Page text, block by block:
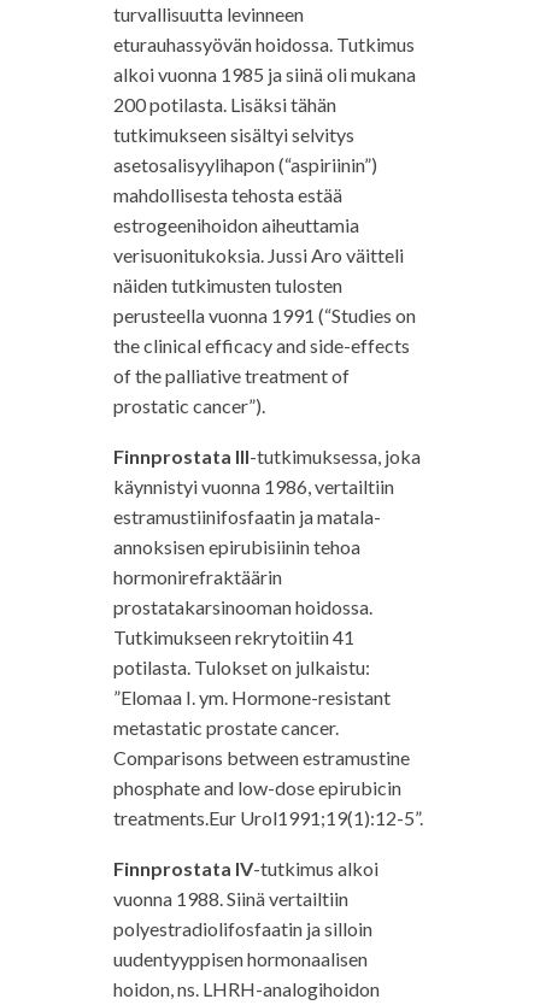
turvallisuutta levinneen
eturauhassyövän hoidossa. Tutkimus
alkoi vuonna 1985 ja siinä oli mukana
200 potilasta. Lisäksi tähän
tutkimukseen sisältyi selvitys
asetosalisyylihapon (“aspiriinin”)
mahdollisesta tehosta estää
estrogeenihoidon aiheuttamia
verisuonitukoksia. Jussi Aro väitteli
näiden tutkimusten tulosten
perusteella vuonna 1991 (“Studies on
the clinical efficacy and side-effects
of the palliative treatment of
prostatic cancer”).
Finnprostata III-tutkimuksessa, joka
käynnistyi vuonna 1986, vertailtiin
estramustiinifosfaatin ja matala-
annoksisen epirubisiinin tehoa
hormonirefraktäärin
prostatakarsinooman hoidossa.
Tutkimukseen rekrytoitiin 41
potilasta. Tulokset on julkaistu:
”Elomaa I. ym. Hormone-resistant
metastatic prostate cancer.
Comparisons between estramustine
phosphate and low-dose epirubicin
treatments.Eur Urol1991;19(1):12-5”.
Finnprostata IV-tutkimus alkoi
vuonna 1988. Siinä vertailtiin
polyestradiolifosfaatin ja silloin
uudentyyppisen hormonaalisen
hoidon, ns. LHRH-analogihoidon